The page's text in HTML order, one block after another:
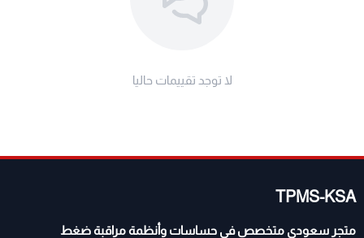
لا توجد تقييمات حاليا
TPMS-KSA
متجر سعودي متخصص في حساسات وأنظمة مراقبة ضغط